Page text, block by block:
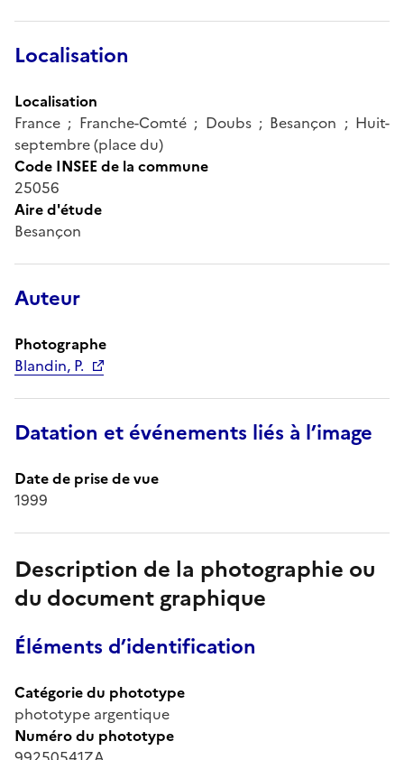
Localisation
Localisation
France ; Franche-Comté ; Doubs ; Besançon ; Huit-
septembre (place du)
Code INSEE de la commune
25056
Aire d'étude
Besançon
Auteur
Photographe
Blandin, P.
Datation et événements liés à l’image
Date de prise de vue
1999
Description de la photographie ou
du document graphique
Éléments d’identification
Catégorie du phototype
phototype argentique
Numéro du phototype